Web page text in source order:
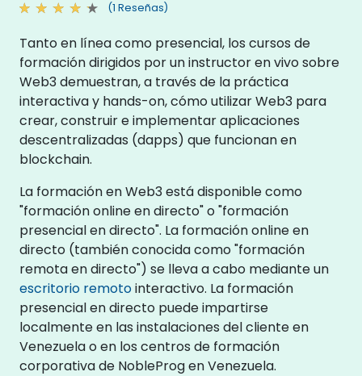
(1 Reseñas)
Tanto en línea como presencial, los cursos de
formación dirigidos por un instructor en vivo sobre
Web3 demuestran, a través de la práctica
interactiva y hands-on, cómo utilizar Web3 para
crear, construir e implementar aplicaciones
descentralizadas (dapps) que funcionan en
blockchain.
La formación en Web3 está disponible como
"formación online en directo" o "formación
presencial en directo". La formación online en
directo (también conocida como "formación
remota en directo") se lleva a cabo mediante un
escritorio remotointeractivo. La formación
presencial en directo puede impartirse
localmente en las instalaciones del cliente en
Venezuela o en los centros de formación
corporativa de NobleProg en Venezuela.